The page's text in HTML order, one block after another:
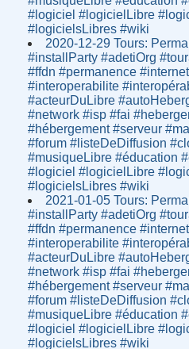
#logiciel #logicielLibre
#logicielsLibres #wiki
2020-12-29 Tours:
#installParty #adetiOrg
#ffdn #permanence
#interoperabilite
#acteurDuLibre
#network #isp #fai
#hébergement #serveur
#forum #listeDeDiffusion
#musiqueLibre #éducation
#logiciel #logicielLibre
#logicielsLibres #wiki
2021-01-05 Tours:
#installParty #adetiOrg
#ffdn #permanence
#interoperabilite
#acteurDuLibre
#network #isp #fai
#hébergement #serveur
#forum #listeDeDiffusion
#musiqueLibre #éducation
#logiciel #logicielLibre
#logicielsLibres #wiki